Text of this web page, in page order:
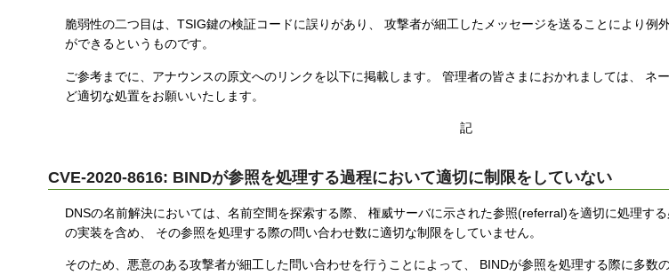
脆弱性の二つ目は、TSIG鍵の検証コードに誤りがあり、 攻撃者が細工したメッセージを送ることにより例
ができるというものです。
ご参考までに、アナウンスの原文へのリンクを以下に掲載します。 管理者の皆さまにおかれましては、 ネ
ど適切な処置をお願いいたします。
記
CVE-2020-8616: BINDが参照を処理する過程において適切に制限をしていない
DNSの名前解決においては、名前空間を探索する際、 権威サーバに示された参照(referral)を適切に処理す
の実装を含め、 その参照を処理する際の問い合わせ数に適切な制限をしていません。
そのため、悪意のある攻撃者が細工した問い合わせを行うことによって、 BINDが参照を処理する際に多数